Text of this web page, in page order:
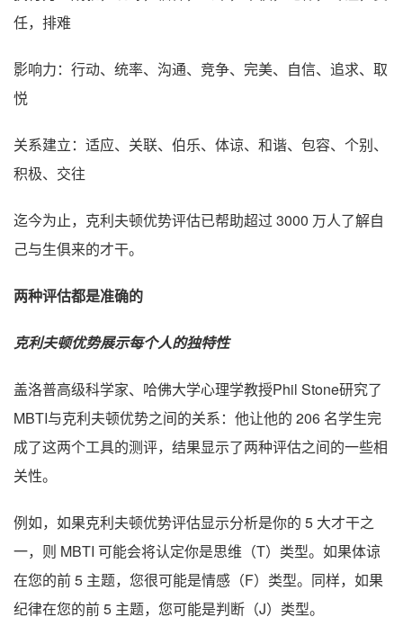
任，排难
影响力：行动、统率、沟通、竞争、完美、自信、追求、取
悦
关系建立：适应、关联、伯乐、体谅、和谐、包容、个别、
积极、交往
迄今为止，克利夫顿优势评估已帮助超过 3000 万人了解自
己与生俱来的才干。
两种评估都是准确的
克利夫顿优势展示每个人的独特性
盖洛普高级科学家、哈佛大学心理学教授Phil Stone研究了
MBTI与克利夫顿优势之间的关系：他让他的 206 名学生完
成了这两个工具的测评，结果显示了两种评估之间的一些相
关性。
例如，如果克利夫顿优势评估显示分析是你的 5 大才干之
一，则 MBTI 可能会将认定你是思维（T）类型。如果体谅
在您的前 5 主题，您很可能是情感（F）类型。同样，如果
纪律在您的前 5 主题，您可能是判断（J）类型。